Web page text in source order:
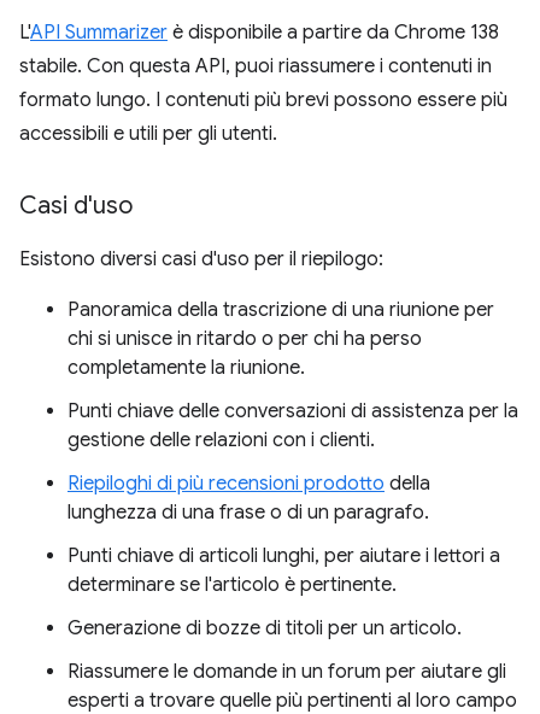
L'API Summarizer è disponibile a partire da Chrome 138
stabile. Con questa API, puoi riassumere i contenuti in
formato lungo. I contenuti più brevi possono essere più
accessibili e utili per gli utenti.
Casi d'uso
Esistono diversi casi d'uso per il riepilogo:
Panoramica della trascrizione di una riunione per
chi si unisce in ritardo o per chi ha perso
completamente la riunione.
Punti chiave delle conversazioni di assistenza per la
gestione delle relazioni con i clienti.
Riepiloghi di più recensioni prodotto della
lunghezza di una frase o di un paragrafo.
Punti chiave di articoli lunghi, per aiutare i lettori a
determinare se l'articolo è pertinente.
Generazione di bozze di titoli per un articolo.
Riassumere le domande in un forum per aiutare gli
esperti a trovare quelle più pertinenti al loro campo